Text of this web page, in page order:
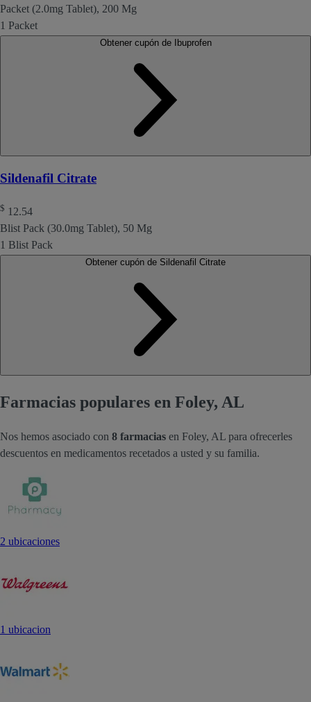
Packet (2.0mg Tablet), 200 Mg
1 Packet
Obtener cupón de Ibuprofen
Sildenafil Citrate
$ 12.54
Blist Pack (30.0mg Tablet), 50 Mg
1 Blist Pack
Farmacias populares en Foley, AL
Nos hemos asociado con 8 farmacias en Foley, AL para ofrecerles
descuentos en medicamentos recetados a usted y su familia.
2 ubicaciones
1 ubicacion